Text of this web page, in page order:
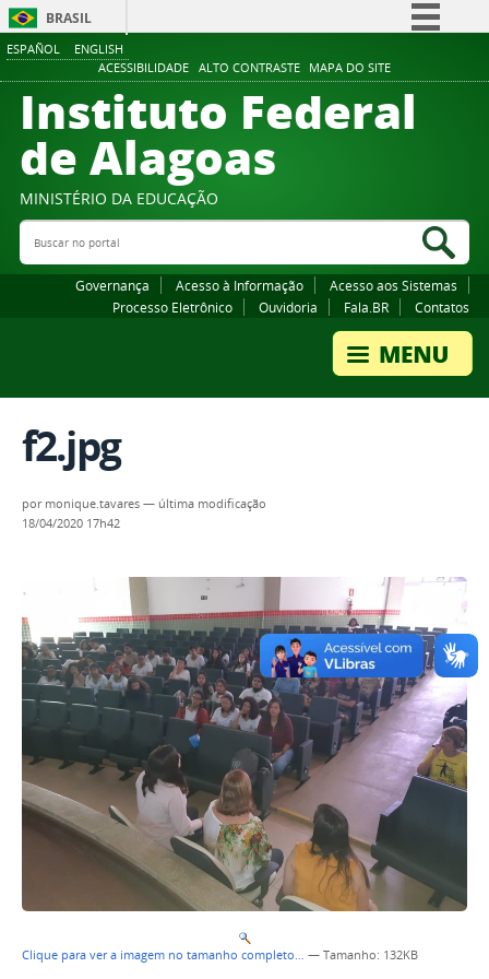
ESPAÑOL ENGLISH
ACESSIBILIDADE ALTO CONTRASTE MAPA DO SITE
BRASIL
Comunica BR
Participe
Canais
Instituto Federal
de Alagoas
MINISTÉRIO DA EDUCAÇÃO
Buscar no portal
Governança Acesso à Informação
Acesso aos Sistemas
Processo Eletrônico
Ouvidoria Fala.BR Contatos
f2.jpg
por monique.tavares — última modificação
18/04/2020 17h42
Clique para ver a imagem no tamanho completo… — Tamanho: 132KB